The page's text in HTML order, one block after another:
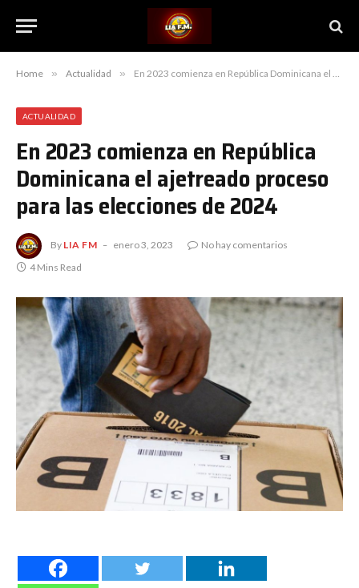
Home » Actualidad » En 2023 comienza en República Dominicana el ajetreado proceso para las elecciones de 2024
ACTUALIDAD
En 2023 comienza en República
Dominicana el ajetreado proceso
para las elecciones de 2024
By LIA FM enero 3, 2023
No hay comentarios
4 Mins Read